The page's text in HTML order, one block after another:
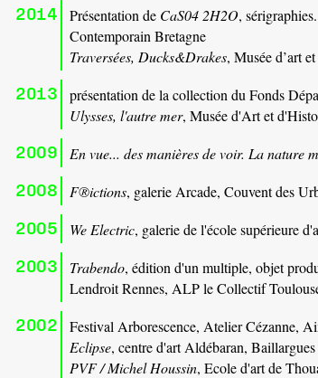
2014 Présentation de CaS04 2H2O,
Contemporain Bretagne
Traversées, Ducks&Drakes, Musée d’art
2013
présentation de la collection du Fonds
Ulysses, l'autre mer, Musée d'Art et
2009 En vue... des manières de voir. La nature
2008 F®ictions, galerie Arcade, Couvent des
2005 We Electric, galerie de l'école supérieure
2003 Trabendo, édition d'un multiple, objet
Lendroit Rennes, ALP le Collectif
2002
Festival Arborescence, Atelier Cézanne,
Eclipse, centre d'art Aldébaran, Baillargues
PVF / Michel Houssin, Ecole d'art de